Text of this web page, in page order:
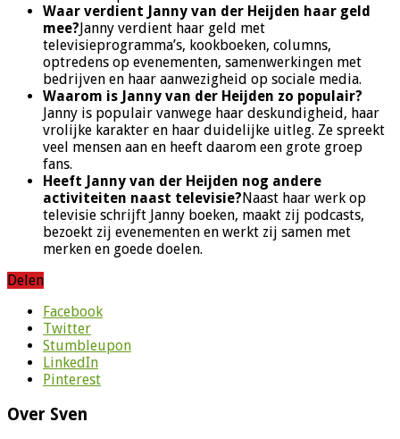
Waar verdient Janny van der Heijden haar geld
mee? Janny verdient haar geld met
televisieprogramma’s, kookboeken, columns,
optredens op evenementen, samenwerkingen met
bedrijven en haar aanwezigheid op sociale media.
Waarom is Janny van der Heijden zo populair?
Janny is populair vanwege haar deskundigheid, haar
vrolijke karakter en haar duidelijke uitleg. Ze spreekt
veel mensen aan en heeft daarom een grote groep
fans.
Heeft Janny van der Heijden nog andere
activiteiten naast televisie? Naast haar werk op
televisie schrijft Janny boeken, maakt zij podcasts,
bezoekt zij evenementen en werkt zij samen met
merken en goede doelen.
Delen
Facebook
Twitter
Stumbleupon
LinkedIn
Pinterest
Over Sven